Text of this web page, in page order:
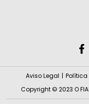
Copyright © 2023 O
Aviso Legal